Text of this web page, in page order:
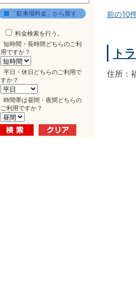
「駐車場料金」から探す
料金検索を行う。
短時間・長時間どちらのご利
用ですか？
平日・休日どちらのご利用で
すか？
時間帯は昼間・夜間どちらの
ご利用ですか？
前の10
ト
住所：